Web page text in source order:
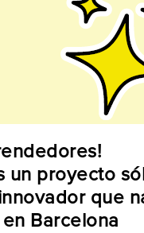
un proyecto
que
Barcelona